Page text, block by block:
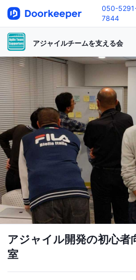
050-
7844
アジャイルチームを支える会
アジャイル開発の初心者
室